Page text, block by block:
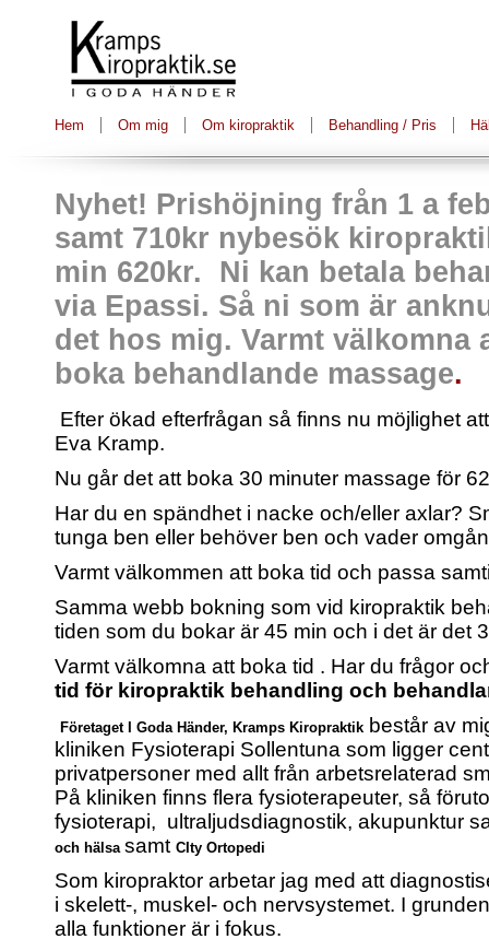
Hem Om mig Om kiropraktik Behandling / Pris
Nyhet! Prishöjning från 1 a
samt 710kr nybesök
min 620kr. Ni kan betala
via Epassi. Så ni som är
det hos mig. Varmt välkomna
boka behandlande massage.
Efter ökad efterfrågan så finns nu möjlighet
Eva Kramp.
Nu går det att boka 30 minuter massage för
Har du en spändhet i nacke och/eller axlar?
tunga ben eller behöver ben och vader
Varmt välkommen att boka tid och passa
Samma webb bokning som vid kiropraktik
tiden som du bokar är 45 min och i det är det
Varmt välkomna att boka tid . Har du frågor
tid för kiropraktik behandling och
Företaget I Goda Händer, Kramps Kiropraktik består av
kliniken Fysioterapi Sollentuna som ligger
privatpersoner med allt från arbetsrelaterad
På kliniken finns flera fysioterapeuter, så
fysioterapi, ultraljudsdiagnostik, akupunktur
och hälsa samt CIty Ortopedi
Som kiropraktor arbetar jag med att
i skelett-, muskel- och nervsystemet. I
alla funktioner är i fokus.